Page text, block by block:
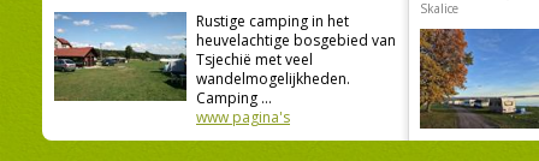
Rustige camping in het
heuvelachtige bosgebied van
Tsjechië met veel
wandelmogelijkheden.
Camping ...
www pagina's
Skalice